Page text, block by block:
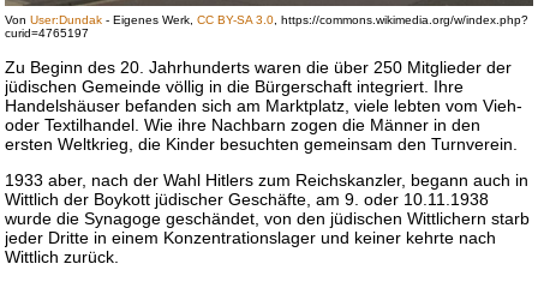
VonUser:Dundak -Eigenes Werk,CC BY-SA 3.0, https://commons.wikimedia.org/w/index.php?
curid=4765197
Zu Beginn des 20. Jahrhunderts waren die über 250 Mitglieder der
jüdischen Gemeinde völlig in die Bürgerschaft integriert. Ihre
Handelshäuser befanden sich am Marktplatz, viele lebten vom Vieh-
oder Textilhandel. Wie ihre Nachbarn zogen die Männer in den
ersten Weltkrieg, die Kinder besuchten gemeinsam den Turnverein.
1933 aber, nach der Wahl Hitlers zum Reichskanzler, begann auch in
Wittlich der Boykott jüdischer Geschäfte, am 9. oder 10.11.1938
wurde die Synagoge geschändet, von den jüdischen Wittlichern starb
jeder Dritte in einem Konzentrationslager und keiner kehrte nach
Wittlich zurück.